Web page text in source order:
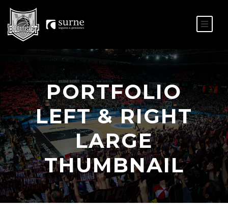
PORTFOLIO
LEFT & RIGHT
LARGE
THUMBNAIL